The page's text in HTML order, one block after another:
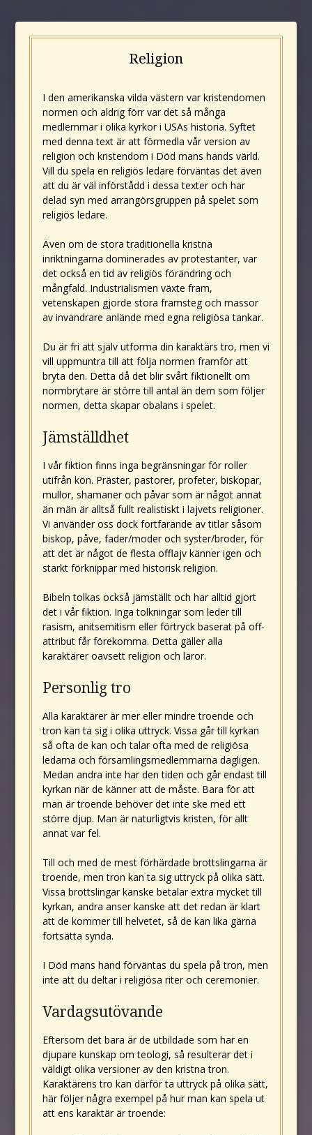
Religion
I den amerikanska vilda västern var kristendomen
normen och aldrig förr var det så många
medlemmar i olika kyrkor i USAs historia. Syftet
med denna text är att förmedla vår version av
religion och kristendom i Död mans hands värld.
Vill du spela en religiös ledare förväntas det även
att du är väl införstådd i dessa texter och har
delad syn med arrangörsgruppen på spelet som
religiös ledare.
Även om de stora traditionella kristna
inriktningarna dominerades av protestanter, var
det också en tid av religiös förändring och
mångfald. Industrialismen växte fram,
vetenskapen gjorde stora framsteg och massor
av invandrare anlände med egna religiösa tankar.
Du är fri att själv utforma din karaktärs tro, men vi
vill uppmuntra till att följa normen framför att
bryta den. Detta då det blir svårt fiktionellt om
normbrytare är större till antal än dem som följer
normen, detta skapar obalans i spelet.
Jämställdhet
I vår fiktion finns inga begränsningar för roller
utifrån kön. Präster, pastorer, profeter, biskopar,
mullor, shamaner och påvar som är något annat
än män är alltså fullt realistiskt i lajvets religioner.
Vi använder oss dock fortfarande av titlar såsom
biskop, påve, fader/moder och syster/broder, för
att det är något de flesta offlajv känner igen och
starkt förknippar med historisk religion.
Bibeln tolkas också jämställt och har alltid gjort
det i vår fiktion. Inga tolkningar som leder till
rasism, anitsemitism eller förtryck baserat på off-
attribut får förekomma. Detta gäller alla
karaktärer oavsett religion och läror.
Personlig tro
Alla karaktärer är mer eller mindre troende och
tron kan ta sig i olika uttryck. Vissa går till kyrkan
så ofta de kan och talar ofta med de religiösa
ledarna och församlingsmedlemmarna dagligen.
Medan andra inte har den tiden och går endast till
kyrkan när de känner att de måste. Bara för att
man är troende behöver det inte ske med ett
större djup. Man är naturligtvis kristen, för allt
annat var fel.
Till och med de mest förhärdade brottslingarna är
troende, men tron kan ta sig uttryck på olika sätt.
Vissa brottslingar kanske betalar extra mycket till
kyrkan, andra anser kanske att det redan är klart
att de kommer till helvetet, så de kan lika gärna
fortsätta synda.
I Död mans hand förväntas du spela på tron, men
inte att du deltar i religiösa riter och ceremonier.
Vardagsutövande
Eftersom det bara är de utbildade som har en
djupare kunskap om teologi, så resulterar det i
väldigt olika versioner av den kristna tron.
Karaktärens tro kan därför ta uttryck på olika sätt,
här följer några exempel på hur man kan spela ut
att ens karaktär är troende: